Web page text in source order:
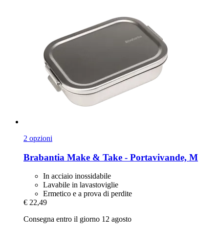
2 opzioni
Brabantia Make & Take -​ Portavivande, M
In acciaio inossidabile
Lavabile in lavastoviglie
Ermetico e a prova di perdite
€ 22,49
Consegna entro il giorno 12 agosto